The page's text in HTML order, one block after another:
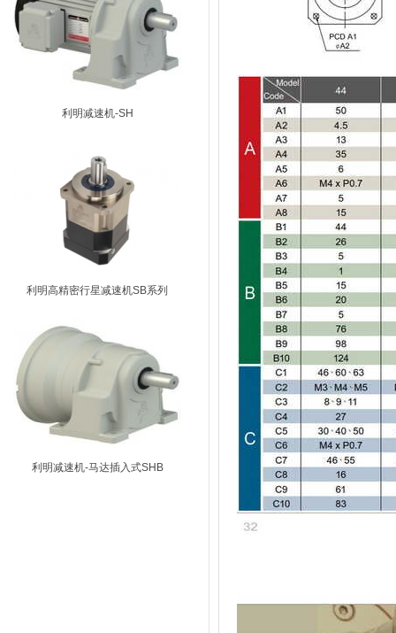
利明减速机-SH
利明高精密行星减速机SB系列
利明减速机-马达插入式SHB